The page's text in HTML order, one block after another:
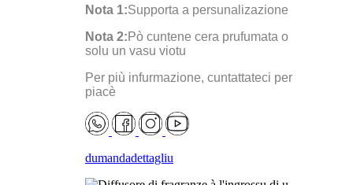
Nota 1:Supporta a persunalizazione
Nota 2: Pò cuntene cera prufumata o
solu un vasu viotu
Per più infurmazione, cuntattateci per
piacè
dumandadettagliu